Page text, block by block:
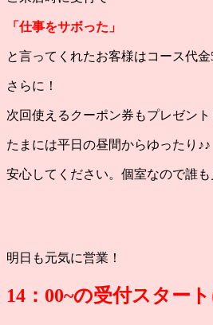
「仕事をサボった」
と言ってくれたお客様はコース代金
さらに！
次回使えるクーポン券もプレゼント
たまには平日の昼間からゆったり♪♪
安心してください。個室なので誰も
明日も元気に営業！
14：00~の受付スター